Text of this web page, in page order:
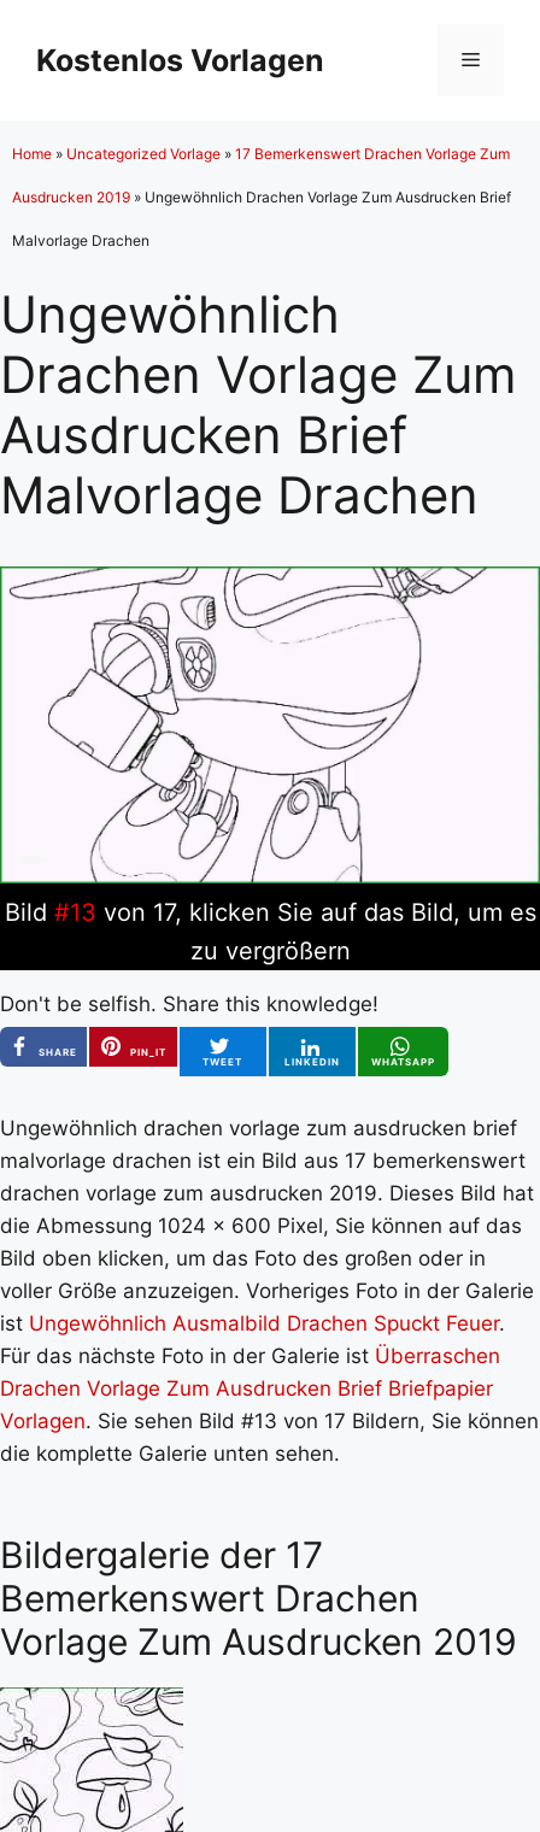
Inhalt
springen
Kostenlos Vorlagen Menü
Home » Uncategorized Vorlage » 17 Bemerkenswert Drachen Vorlage Zum
Ausdrucken 2019 » Ungewöhnlich Drachen Vorlage Zum Ausdrucken Brief
Malvorlage Drachen
Ungewöhnlich
Drachen Vorlage Zum
Ausdrucken Brief
Malvorlage Drachen
Bild #13 von 17, klicken Sie auf das Bild, um es
zu vergrößern
Don't be selfish. Share this knowledge!
SHARE
PIN_IT
TWEET
LINKEDIN WHATSAPP
Ungewöhnlich drachen vorlage zum ausdrucken brief
malvorlage drachen ist ein Bild aus 17 bemerkenswert
drachen vorlage zum ausdrucken 2019. Dieses Bild hat
die Abmessung 1024 x 600 Pixel, Sie können auf das
Bild oben klicken, um das Foto des großen oder in
voller Größe anzuzeigen. Vorheriges Foto in der Galerie
ist Ungewöhnlich Ausmalbild Drachen Spuckt Feuer.
Für das nächste Foto in der Galerie ist Überraschen
Drachen Vorlage Zum Ausdrucken Brief Briefpapier
Vorlagen. Sie sehen Bild #13 von 17 Bildern, Sie können
die komplette Galerie unten sehen.
Bildergalerie der 17
Bemerkenswert Drachen
Vorlage Zum Ausdrucken 2019